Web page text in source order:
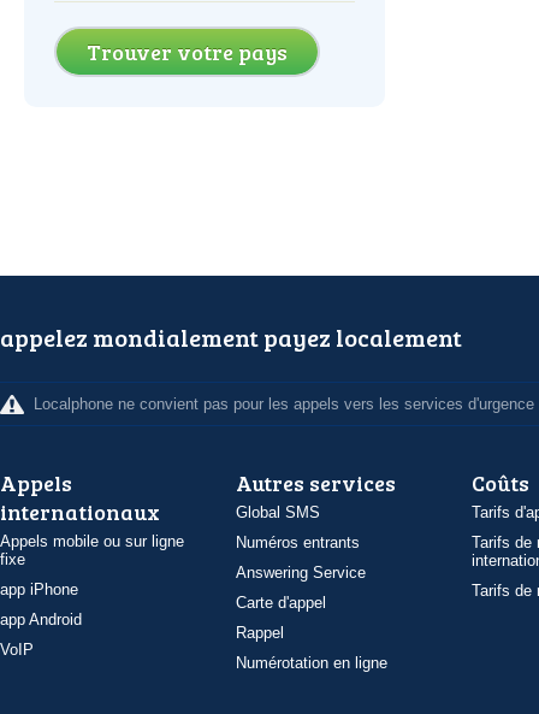
Trouver votre pays
appelez mondialement payez localement
Localphone ne convient pas pour les appels vers les services d'urgence
Appels
internationaux
Appels mobile ou sur ligne
fixe
app iPhone
app Android
VoIP
Autres services
Global SMS
Numéros entrants
Answering Service
Carte d'appel
Rappel
Numérotation en ligne
Coûts
Tarifs
Tarifs de
Tarifs de